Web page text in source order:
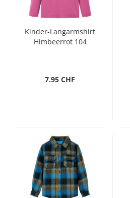
Kinder-Langarmshirt
Himbeerrot 104
7.95 CHF